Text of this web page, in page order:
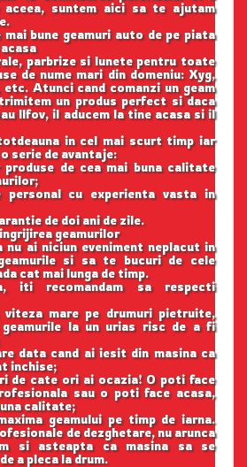
aceea, suntem aici sa te ajutam
mai bune geamuri auto de pe piata
parbrize si lunete pentru toate
de nume mari din domeniu: Xyg,
etc. Atunci cand comanzi un geam
un produs perfect si daca
Ilfov, il aducem la tine acasa si il
in cel mai scurt timp iar
serie de avantaje:
de cea mai buna calitate
cu experienta vasta in
de doi ani de zile.
geamurilor
ai niciun eveniment neplacut in
si sa te bucuri de cele
cat mai lunga de timp.
iti recomandam sa respecti
mare pe drumuri pietruite,
la un urias risc de a fi
data cand ai iesit din masina ca
inchise;
de cate ori ai ocazia! O poti face
sau o poti face acasa,
calitate;
geamului pe timp de iarna.
de dezghetare, nu arunca
si asteapta ca masina sa se
a pleca la drum.